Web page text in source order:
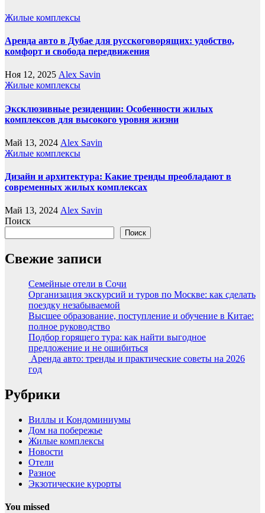
Жилые комплексы
Аренда авто в Дубае для русскоговорящих: удобство,
комфорт и свобода передвижения
Ноя 12, 2025 Alex Savin
Жилые комплексы
Эксклюзивные резиденции: Особенности жилых
комплексов для высокого уровня жизни
Май 13, 2024 Alex Savin
Жилые комплексы
Дизайн и архитектура: Какие тренды преобладают в
современных жилых комплексах
Май 13, 2024 Alex Savin
Поиск
Поиск
Свежие записи
Семейные отели в Сочи
Организация экскурсий и туров по Москве: как сделать
поездку незабываемой
Высшее образование, поступление и обучение в Китае:
полное руководство
Подбор горящего тура: как найти выгодное
предложение и не ошибиться
Аренда авто: тренды и практические советы на 2026
год
Рубрики
Виллы и Кондоминиумы
Дом на побережье
Жилые комплексы
Новости
Отели
Разное
Экзотические курорты
You missed